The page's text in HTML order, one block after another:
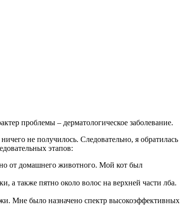
проблемы – дерматологическое заболевание.
не получилось. Следовательно, я обратилась
этапов:
от домашнего животного. Мой кот был
а также пятно около волос на верхней части лба.
Мне было назначено спектр высокоэффективных